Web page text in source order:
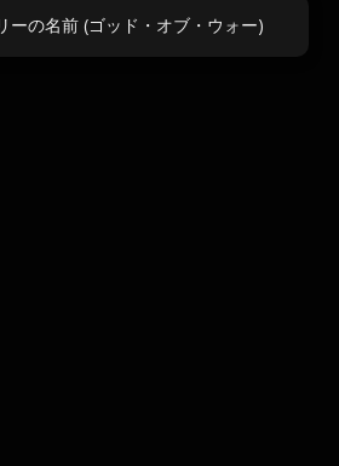
ーの名前 (ゴッド・オブ・ウォー)